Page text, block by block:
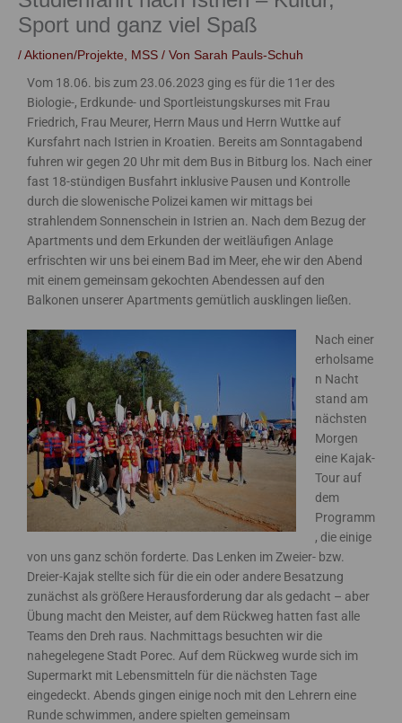
Sport und ganz viel Spaß
/ Aktionen/Projekte MSS / Von Sarah Pauls-Schuh
Vom 18.06. bis zum 23.06.2023 ging es für die 11er des
Biologie-, Erdkunde- und Sportleistungskurses mit Frau
Friedrich, Frau Meurer, Herrn Maus und Herrn Wuttke auf
Kursfahrt nach Istrien in Kroatien. Bereits am Sonntagabend
fuhren wir gegen 20 Uhr mit dem Bus in Bitburg los. Nach einer
fast 18-stündigen Busfahrt inklusive Pausen und Kontrolle
durch die slowenische Polizei kamen wir mittags bei
strahlendem Sonnenschein in Istrien an. Nach dem Bezug der
Apartments und dem Erkunden der weitläufigen Anlage
erfrischten wir uns bei einem Bad im Meer, ehe wir den Abend
mit einem gemeinsam gekochten Abendessen auf den
Balkonen unserer Apartments gemütlich ausklingen ließen.
Nach einer
erholsame
n Nacht
stand am
nächsten
Morgen
eine Kajak-
Tour auf
dem
Programm
, die einige
von uns ganz schön forderte. Das Lenken im Zweier- bzw.
Dreier-Kajak stellte sich für die ein oder andere Besatzung
zunächst als größere Herausforderung dar als gedacht – aber
Übung macht den Meister, auf dem Rückweg hatten fast alle
Teams den Dreh raus. Nachmittags besuchten wir die
nahegelegene Stadt Porec. Auf dem Rückweg wurde sich im
Supermarkt mit Lebensmitteln für die nächsten Tage
eingedeckt. Abends gingen einige noch mit den Lehrern eine
Runde schwimmen, andere spielten gemeinsam